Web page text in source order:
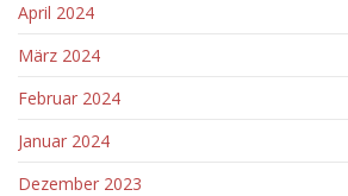
April 2024
März 2024
Februar 2024
Januar 2024
Dezember 2023